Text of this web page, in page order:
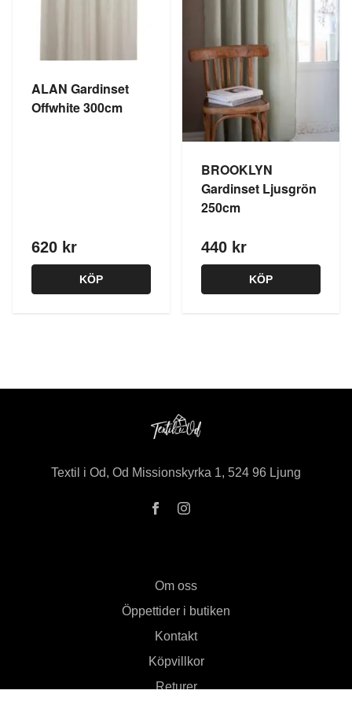
ALAN Gardinset
Offwhite 300cm
620 kr
KÖP
BROOKLYN
Gardinset Ljusgrön
250cm
440 kr
KÖP
Textil i Od, Od Missionskyrka 1, 524 96 Ljung
Om oss
Öppettider i butiken
Kontakt
Köpvillkor
Returer